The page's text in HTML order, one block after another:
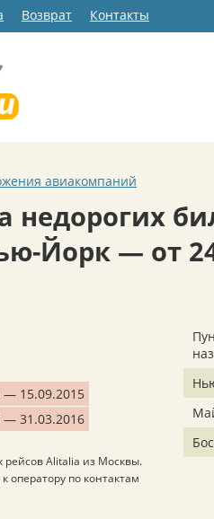
Возврат Контакты
авиакомпаний
недорогих
Йорк — от
— 15.09.2015
— 31.03.2016
рейсов Alitalia из Москвы.
оператору по контактам